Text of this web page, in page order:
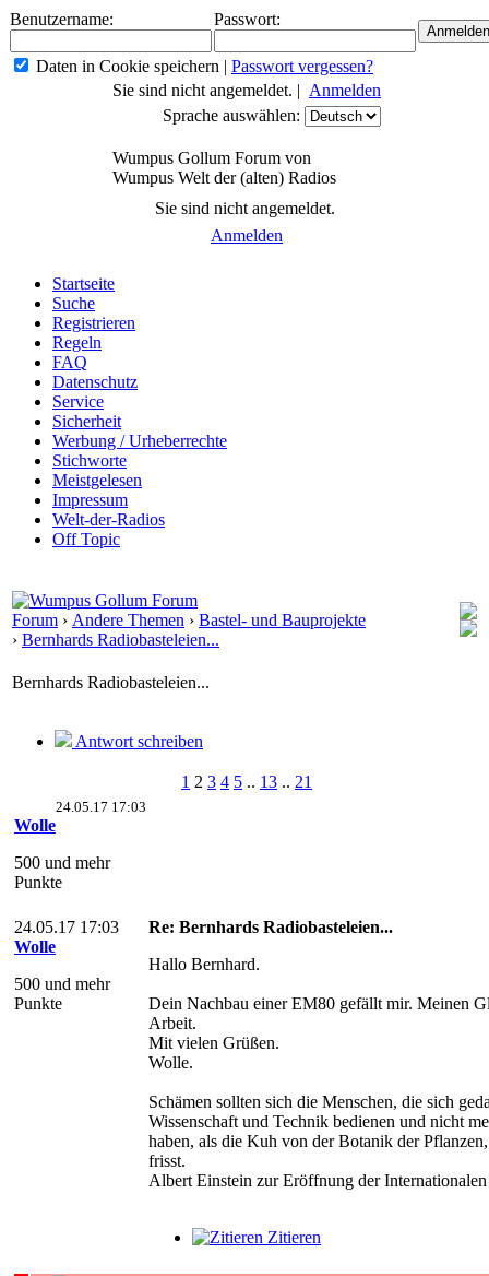
Benutzername: Passwort:
Daten in Cookie speichern | Passwort vergessen?
Sie sind nicht angemeldet. | Anmelden
Sprache auswählen:
Wumpus Gollum Forum von
Wumpus Welt der (alten) Radios
Sie sind nicht angemeldet.
Anmelden
Startseite
Suche
Registrieren
Regeln
FAQ
Datenschutz
Service
Sicherheit
Werbung / Urheberrechte
Stichworte
Meistgelesen
Impressum
Welt-der-Radios
Off Topic
Forum › Andere Themen › Bastel- und Bauprojekte
› Bernhards Radiobasteleien...
Bernhards Radiobasteleien...
Antwort schreiben
1 2 3 4 5 .. 13 .. 21
24.05.17 17:03
Wolle
500 und mehr
Punkte
24.05.17 17:03
Wolle
500 und mehr
Punkte
Re: Bernhards Radiobasteleien...
Hallo Bernhard.
Dein Nachbau einer EM80 gefällt mir. Meinen
Arbeit.
Mit vielen Grüßen.
Wolle.
Schämen sollten sich die Menschen, die sich
Wissenschaft und Technik bedienen und nicht
haben, als die Kuh von der Botanik der
frisst.
Albert Einstein zur Eröffnung der
Zitieren